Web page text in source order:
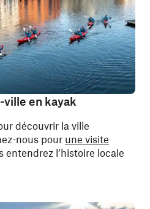
en kayak
découvrir la ville
nous pour une visite
entendrez l’histoire locale